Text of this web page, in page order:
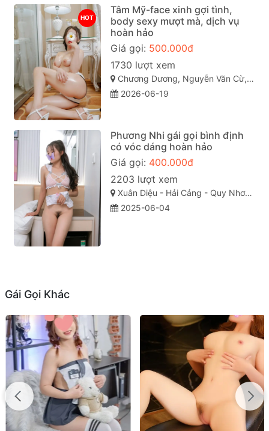
HOT
Tâm Mỹ-face xinh gợi tình,
body sexy mượt mà, dịch vụ
hoàn hảo
Giá gọi: 500.000đ
1730 lượt xem
Chương Dương, Nguyễn Văn Cừ, TP Quy Nhơn
2026-06-19
Phương Nhi gái gọi bình định
có vóc dáng hoàn hảo
Giá gọi: 400.000đ
2203 lượt xem
Xuân Diệu - Hải Cảng - Quy Nhơn - Bình Định
2025-06-04
Gái Gọi Khác